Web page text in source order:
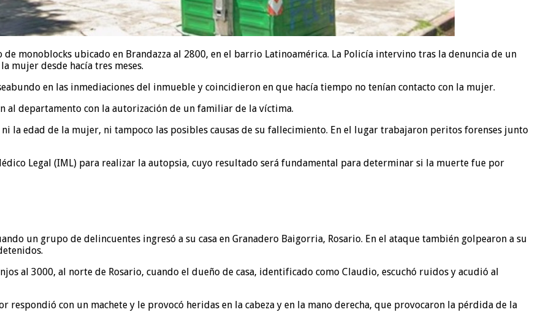
monoblocks ubicado en Brandazza al 2800, en el barrio Latinoamérica. La Policía intervino tras la denuncia de un
mujer desde hacía tres meses.
en las inmediaciones del inmueble y coincidieron en que hacía tiempo no tenían contacto con la mujer.
al departamento con la autorización de un familiar de la víctima.
la edad de la mujer, ni tampoco las posibles causas de su fallecimiento. En el lugar trabajaron peritos forenses junto
Legal (IML) para realizar la autopsia, cuyo resultado será fundamental para determinar si la muerte fue por
un grupo de delincuentes ingresó a su casa en Granadero Baigorria, Rosario. En el ataque también golpearon a su
al 3000, al norte de Rosario, cuando el dueño de casa, identificado como Claudio, escuchó ruidos y acudió al
con un machete y le provocó heridas en la cabeza y en la mano derecha, que provocaron la pérdida de la